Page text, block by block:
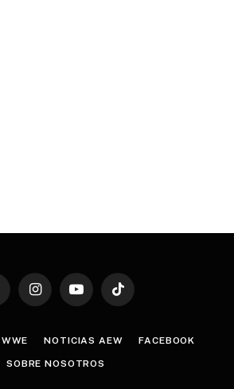
InstagramYouTubeTikTok
NOTICIAS AEW FACEBOOK
SOBRE NOSOTROS